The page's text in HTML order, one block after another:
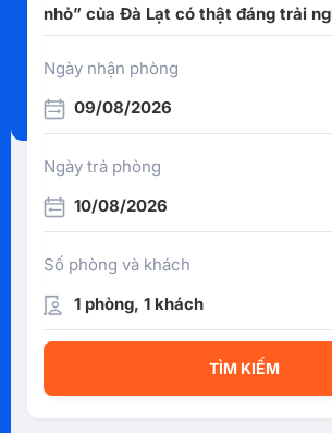
nhỏ” của Đà Lạt có thật đáng trải
Ngày nhận phòng
09/08/2026
Ngày trả phòng
10/08/2026
Số phòng và khách
1 phòng, 1 khách
TÌM KIẾM